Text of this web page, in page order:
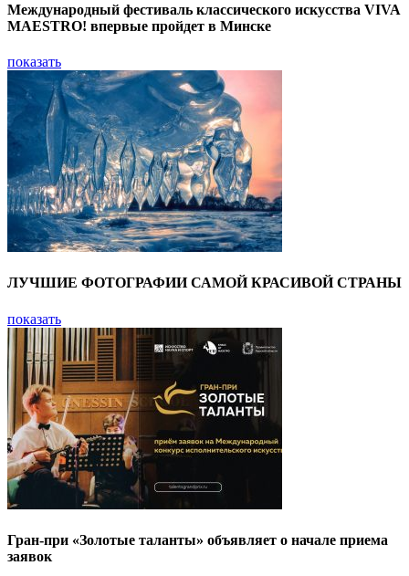
Международный фестиваль классического искусства VIVA
MAESTRO! впервые пройдет в Минске
показать
ЛУЧШИЕ ФОТОГРАФИИ САМОЙ КРАСИВОЙ СТРАНЫ
показать
Гран-при «Золотые таланты» объявляет о начале приема
заявок